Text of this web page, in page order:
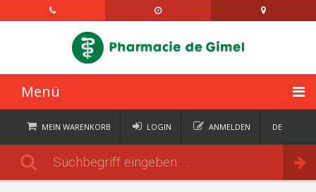
Menü
STARTSEITE
KATEGORIEN
MEIN WARENKORB
Bestellen
LOGIN ANMELDEN DE